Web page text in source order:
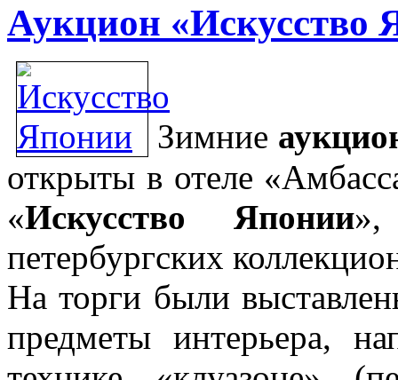
Аукцион «Искусство
Зимние
открыты в отеле
«Искусство Японии»,
петербургских
На торги были
предметы интерьера,